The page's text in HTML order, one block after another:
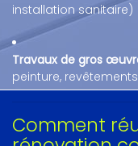
installation sanitaire)
Travaux de gros
peinture,
Comment